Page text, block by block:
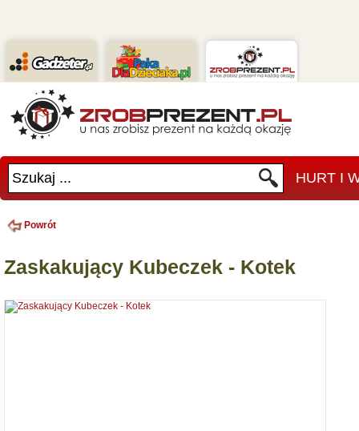
Szukaj ... HURT I
Powrót
Zaskakujący Kubeczek - Kotek